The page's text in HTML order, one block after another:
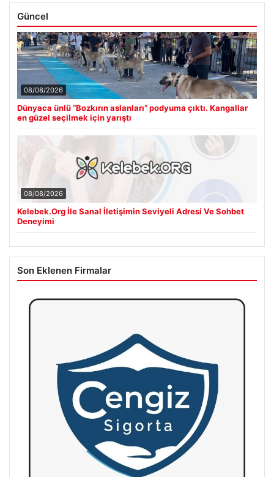
Güncel
08/08/2026
Dünyaca ünlü “Bozkırın aslanları” podyuma çıktı. Kangallar
en güzel seçilmek için yarıştı
08/08/2026
Kelebek.Org İle Sanal İletişimin Seviyeli Adresi Ve Sohbet
Deneyimi
Son Eklenen Firmalar